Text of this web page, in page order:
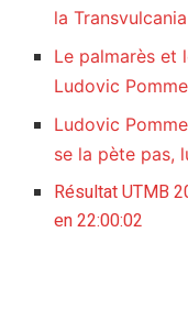
la Transvulcania
Le palmarès et
Ludovic
Ludovic
se la pète pas,
Résultat UTMB
en 22:00:02